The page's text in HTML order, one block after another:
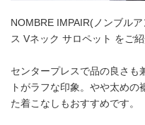
NOMBRE IMPAIR(ノンブル
ス Vネック サロペット をご紹
センタープレスで品の良さも
トがラフな印象。やや太め
た着こなしもおすすめです。